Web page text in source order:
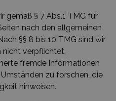
gemäß § 7 Abs.1 TMG für
nach den allgemeinen
§§ 8 bis 10 TMG sind wir
nicht verpflichtet,
fremde Informationen
zu forschen, die
hinweisen.